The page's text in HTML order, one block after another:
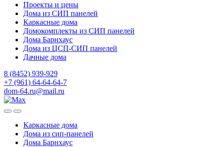
Проекты и цены
Дома из СИП панелей
Каркасные дома
Домокомплекты из СИП панелей
Дома Барнхаус
Дома из ЦСП-СИП панелей
Дачные дома
8 (8452) 939-929
+7 (961) 64-64-64-7
dom-64.ru@mail.ru
Каркасные дома
Дома из сип-панелей
Дома Барнхаус